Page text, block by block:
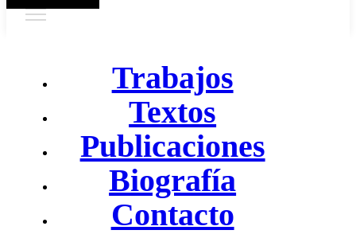
Trabajos
Textos
Publicaciones
Biografía
Contacto